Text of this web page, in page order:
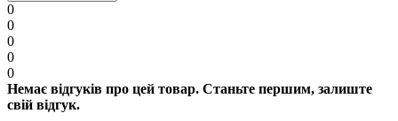
0
0
0
0
0
Немає відгуків про цей товар. Станьте першим, залиште
свій відгук.